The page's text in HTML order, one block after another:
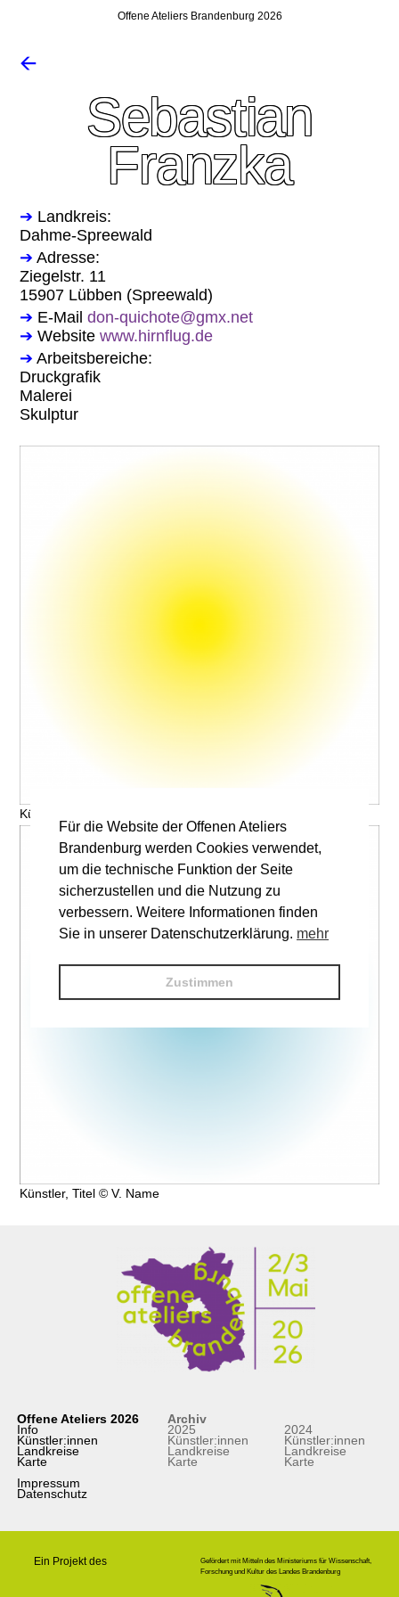
Offene Ateliers Brandenburg 2026
🡨
Sebastian
Franzka
➔ Landkreis:
Dahme-Spreewald
➔ Adresse:
Ziegelstr. 11
15907 Lübben (Spreewald)
➔ E-Maildon-quichote@gmx.net
➔ Websitewww.hirnflug.de
➔ Arbeitsbereiche:
Druckgrafik
Malerei
Skulptur
Künstler, Titel © V. Name
Künstler, Titel © V. Name
Offene Ateliers 2026
Info
Künstler:innen
Landkreise
Karte
Impressum
Datenschutz
Archiv
2025
Künstler:innen
Landkreise
Karte
2024
Künstler:innen
Landkreise
Karte
Ein Projekt des
Gefördert mit Mitteln des Ministeriums für Wissenschaft,
Forschung und Kultur des Landes Brandenburg
Für die Website der Offenen Ateliers
Brandenburg werden Cookies verwendet,
um die technische Funktion der Seite
sicherzustellen und die Nutzung zu
verbessern. Weitere Informationen finden
Sie in unserer Datenschutzerklärung. mehr
Zustimmen